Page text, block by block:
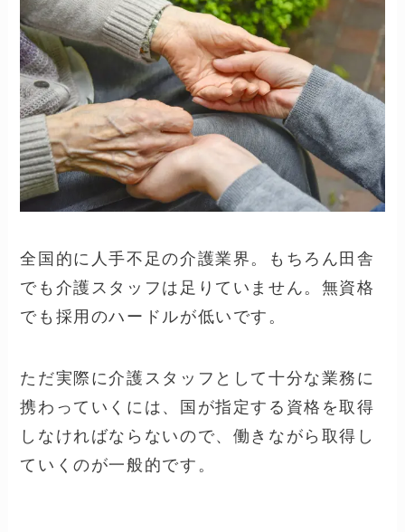
全国的に人手不足の介護業界。もちろん田舎
でも介護スタッフは足りていません。無資格
でも採用のハードルが低いです。
ただ実際に介護スタッフとして十分な業務に
携わっていくには、国が指定する資格を取得
しなければならないので、働きながら取得し
ていくのが一般的です。